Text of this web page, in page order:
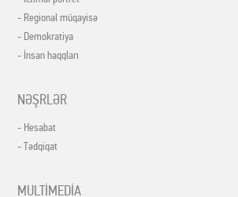
- Regional müqayisə
- Demokratiya
- İnsan haqqları
NƏŞRLƏR
- Hesabat
- Tədqiqat
MULTİMEDİA